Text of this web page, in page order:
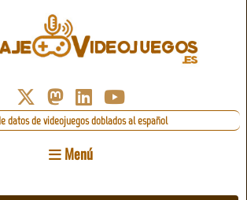
datos de videojuegos doblados al español
Menú